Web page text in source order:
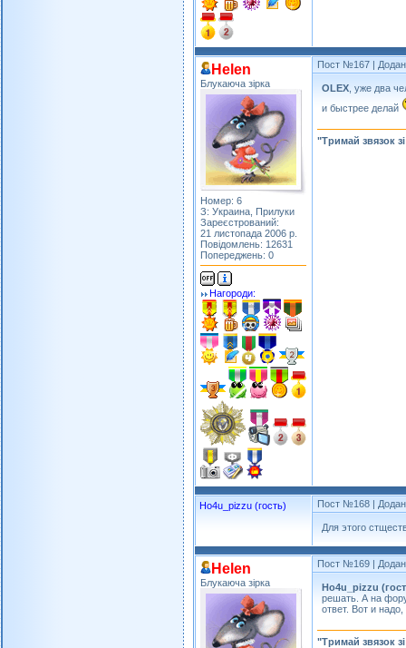
Helen
Блукаюча зірка
Номер: 6
З: Украина, Прилуки
Зареєстрований:
21 листопада 2006 р.
Повідомлень: 12631
Попереджень: 0
Нагороди:
Пост №167 |
OLEX , уже два
и быстрее делай
"Тримай звязок
Ho4u_pizzu (гость) Пост №168 |
Для этого
Helen
Блукаюча зірка
Пост №169 |
Ho4u_pizzu
решать. А на
ответ. Вот и
"Тримай звязок